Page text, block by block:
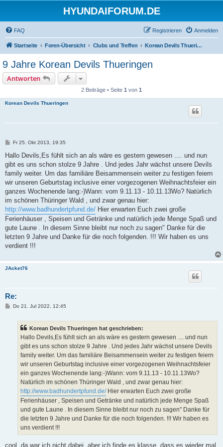
HYUNDAIFORUM.DE
FAQ Anmelden
Registrieren
Startseite Foren-Übersicht Clubs und Treffen Korean Devils Thueringen e.V.
9 Jahre Korean Devils Thueringen
Antworten
2 Beiträge • Seite 1 von 1
Korean Devils Thueringen
B
i
r
a
Fr 25. Okt 2013, 19:35
Hallo Devils,Es fühlt sich an als wäre es gestern gewesen .... und nun
gibt es uns schon stolze 9 Jahre . Und jedes Jahr wächst unsere Devils
family weiter. Um das familiäre Beisammensein weiter zu festigen feiern
wir unseren Geburtstag inclusive einer vorgezogenen Weihnachtsfeier ein
ganzes Wochenende lang:-)Wann: vom 9.11.13 - 10.11.13Wo? Natürlich
im schönen Thüringer Wald , und zwar genau hier:
http://www.badhundertpfund.de/ Hier erwarten Euch zwei große
Ferienhäuser , Speisen und Getränke und natürlich jede Menge Spaß und
gute Laune . In diesem Sinne bleibt nur noch zu sagen" Danke für die
letzten 9 Jahre und Danke für die noch folgenden. !!! Wir haben es uns
verdient !!!
JAcket76
Re:
BDo 21. Jul 2022, 12:45
Korean Devils Thueringen hat geschrieben:
Hallo Devils,Es fühlt sich an als wäre es gestern gewesen .... und nun
gibt es uns schon stolze 9 Jahre . Und jedes Jahr wächst unsere Devils
family weiter. Um das familiäre Beisammensein weiter zu festigen feiern
wir unseren Geburtstag inclusive einer vorgezogenen Weihnachtsfeier
ein ganzes Wochenende lang:-)Wann: vom 9.11.13 - 10.11.13Wo?
Natürlich im schönen Thüringer Wald , und zwar genau hier:
http://www.badhundertpfund.de/Hier erwarten Euch zwei große
Ferienhäuser , Speisen und Getränke und natürlich jede Menge Spaß
und gute Laune . In diesem Sinne bleibt nur noch zu sagen" Danke für
die letzten 9 Jahre und Danke für die noch folgenden. !!! Wir haben es
uns verdient !!!
cool, da war ich nicht dabei, aber ich finde es klasse, dass es wieder mal